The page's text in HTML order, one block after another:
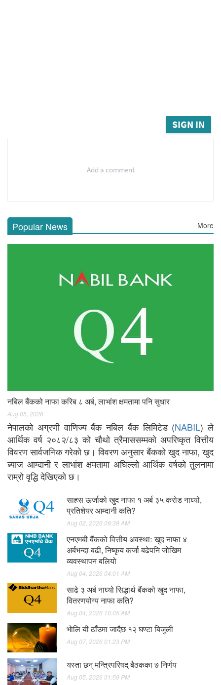
SIGN IN
Add a comment
Popular News More
नबिल बैंकको नाफा करिब ८ अर्ब, लाभांश क्षमतामा पनि सुधार
Aug 05, 2026
नेपालको अग्रणी वाणिज्य बैंक नबिल बैंक लिमिटेड (NABIL) ले
आर्थिक वर्ष २०८२/८३ को चौथो त्रैमाससम्मको अपरिष्कृत वित्तीय
विवरण सार्वजनिक गरेको छ। विवरण अनुसार बैंकको खुद नाफा, खुद
ब्याज आम्दानी र लाभांश क्षमतामा अघिल्लो आर्थिक वर्षको तुलनामा
राम्रो वृद्धि देखिएको छ।
साहस ऊर्जाको खुद नाफा १ अर्ब ३५ करोड नाघ्यो,
प्रतिशेयर आम्दानी कति?
Aug 02, 2026 09:39 AM
एनएमबी बैंकको वित्तीय अवस्थाः खुद नाफा ४
अर्बभन्दा बढी, निष्कृय कर्जा बढेपनि जोखिम
व्यवस्थापन बलियो
Aug 04, 2026 04:01 AM
साढे ३ अर्ब नाघ्यो सिद्धार्थ बैंकको खुद नाफा,
वितरणयोग्य नाफा कति?
Aug 04, 2026 10:05 AM
भाेलि यी ठाँउमा जादैछ १२ घण्टा बिजुली
Aug 07, 2026 01:23 PM
यस्ता छन् मन्त्रिपरिषद् बैठकका ७ निर्णय
Aug 05, 2026 01:59 PM